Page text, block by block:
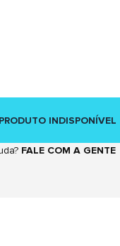
PRODUTO INDISPONÍVEL
FALE COM A GENTE